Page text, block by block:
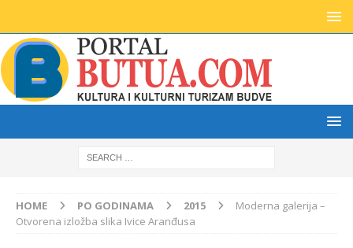
HOME PO GODINAMA 2015
Moderna galerija –
Otvorena izložba slika Ivice Aranđusa